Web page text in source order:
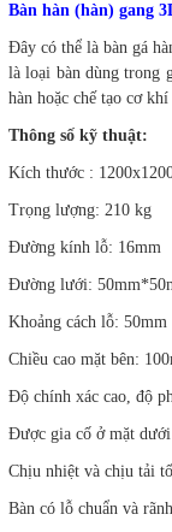
Bàn hàn (hàn) gang
Đây có thể là bàn gá
là loại bàn dùng trong
hàn hoặc chế tạo cơ
Thông số kỹ thuật:
Kích thước :
Trọng lượng: 210 kg
Đường kính lỗ: 16mm
Đường lưới:
Khoảng cách lỗ: 50mm
Chiều cao mặt bên:
Độ chính xác cao, độ
Được gia cố ở mặt
Chịu nhiệt và chịu tải
Bàn có lỗ chuẩn và